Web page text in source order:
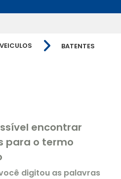
BATENTES
encontrar
para o termo
digitou as palavras